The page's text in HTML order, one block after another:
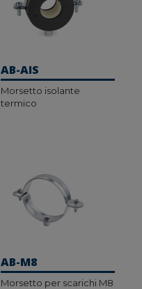
AB-AIS
Morsetto isolante
termico
AB-M8
Morsetto per scarichi M8